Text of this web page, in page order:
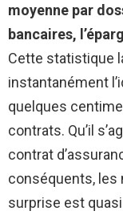
moyenne par
bancaires,
Cette statistique
instantanément
quelques
contrats. Qu’il
contrat
conséquents, les
surprise est